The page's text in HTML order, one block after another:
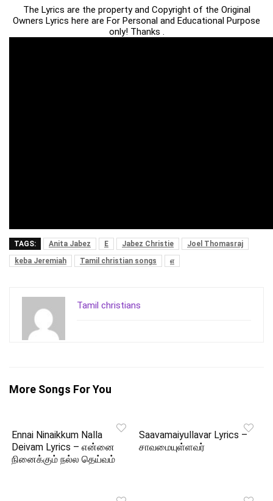
The Lyrics are the property and Copyright of the Original
Owners Lyrics here are For Personal and Educational Purpose
only! Thanks .
TAGS: Anita Jabez E Jabez Christie
Joel Thomasraj
keba Jeremiah
Tamil christian songs எ
Tamil christians
More Songs For You
Ennai Ninaikkum Nalla
Deivam Lyrics – என்னை
நினைக்கும் நல்ல தெய்வம்
Saavamaiyullavar Lyrics –
சாவமையுள்ளவர்